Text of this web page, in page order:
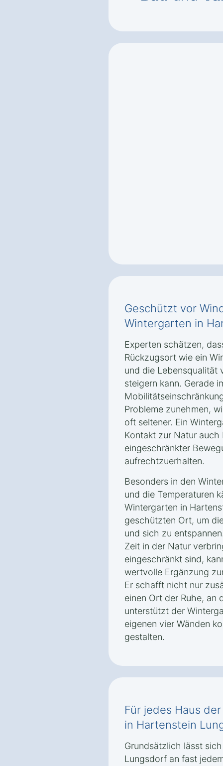
Geschützt vor
Wintergarten in
Experten schätzen,
Rückzugsort wie ein
und die Lebensqualität
steigern kann. Gerade
Probleme zunehmen,
oft seltener. Ein
Kontakt zur Natur
eingeschränkter
aufrechtzuerhalten.
Besonders in den
und die Temperaturen
Wintergarten in
geschützten Ort, um
und sich zu
Zeit in der Natur
eingeschränkt sind,
wertvolle Ergänzung
Er schafft nicht nur
einen Ort der Ruhe, an
unterstützt der
eigenen vier Wänden
gestalten.
Für jedes Haus
in Hartenstein
Grundsätzlich lässt
Lungsdorf an fast